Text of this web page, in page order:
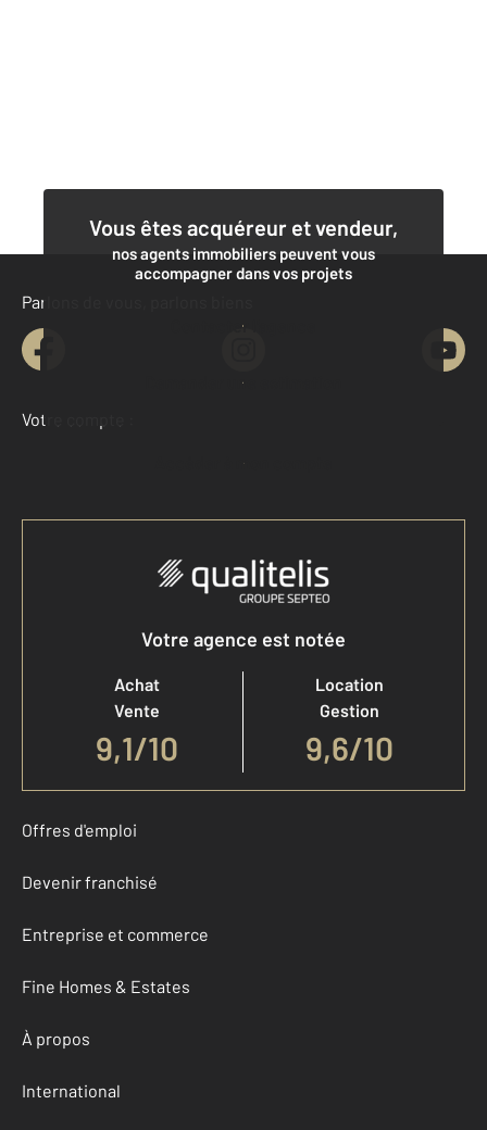
Vous êtes acquéreur et vendeur,
nos agents immobiliers peuvent vous
accompagner dans vos projets
Contacter l'agence
Demander une estimation
Parlons de vous, parlons biens
Votre compte :
Accéder à mon compte
Votre agence est notée
Achat
Vente
9,1/10
Location
Gestion
9,6/10
Offres d'emploi
Devenir franchisé
Entreprise et commerce
Fine Homes & Estates
À propos
International